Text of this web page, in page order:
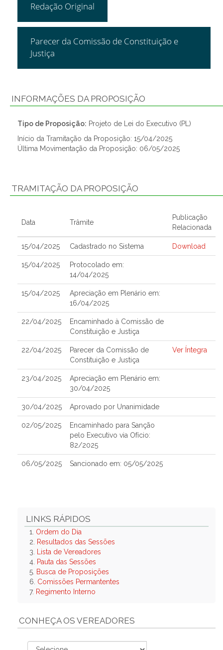
Redação Original
Parecer da Comissão de Constituição e
Justiça
INFORMAÇÕES DA PROPOSIÇÃO
Tipo de Proposição: Projeto de Lei do Executivo (PL)
Início da Tramitação da Proposição: 15/04/2025
Última Movimentação da Proposição: 06/05/2025
TRAMITAÇÃO DA PROPOSIÇÃO
Data Trâmite
Publicação
Relacionada
15/04/2025 Cadastrado no Sistema Download
15/04/2025
Protocolado em:
14/04/2025
15/04/2025
Apreciação em Plenário em:
16/04/2025
22/04/2025
Encaminhado à Comissão de
Constituição e Justiça
22/04/2025
Parecer da Comissão de
Constituição e Justiça
Ver Íntegra
23/04/2025
Apreciação em Plenário em:
30/04/2025
30/04/2025 Aprovado por Unanimidade
02/05/2025
Encaminhado para Sanção
pelo Executivo via Ofício:
82/2025
06/05/2025 Sancionado em: 05/05/2025
LINKS RÁPIDOS
1. Ordem do Dia
2.
Resultados das Sessões
3.
Lista de Vereadores
4. Pauta das Sessões
5. Busca de Proposições
6. Comissões Permantentes
7. Regimento Interno
CONHEÇA OS VEREADORES